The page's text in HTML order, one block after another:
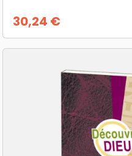
Preis
30,24 €